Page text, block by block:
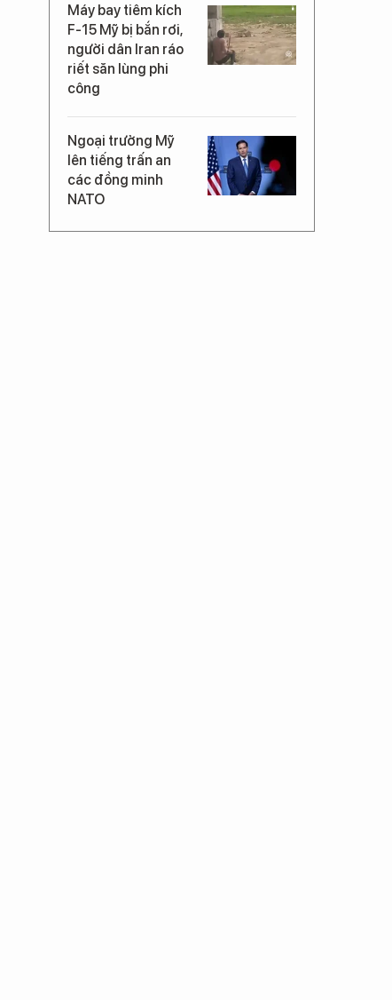
Máy bay tiêm kích
F-15 Mỹ bị bắn rơi,
người dân Iran ráo
riết săn lùng phi
công
Ngoại trưởng Mỹ
lên tiếng trấn an
các đồng minh
NATO